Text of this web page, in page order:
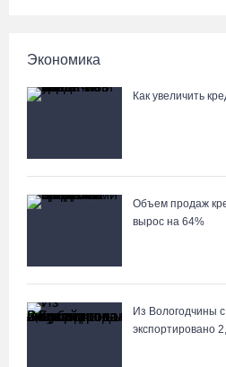
06.08.26 / 15:42
Вологжане смогут сводить родителей
по Пушкинской карте
06.08.26 / 15:40
06.08.26 / 15:39
Экономика
Как увеличить
Объем продаж
вырос на 64%
Из Вологодчины
экспортировано